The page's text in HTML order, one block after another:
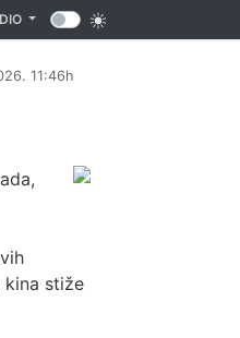
11:46h
kina stiže